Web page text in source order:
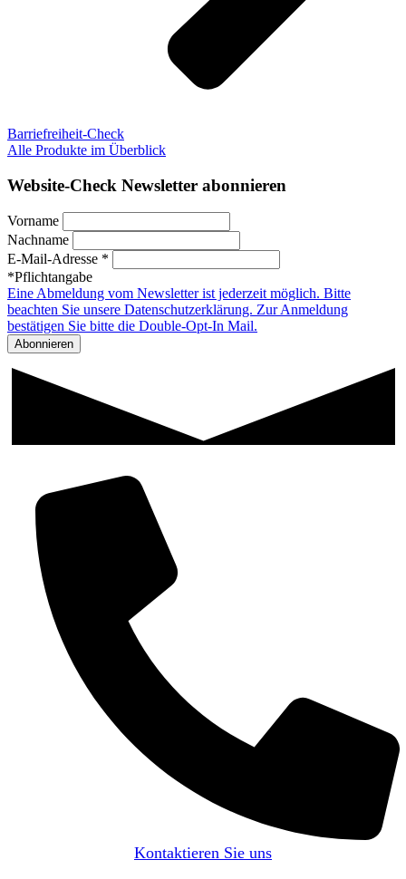
Barriefreiheit-Check
Alle Produkte im Überblick
Website-Check Newsletter abonnieren
Vorname
Nachname
E-Mail-Adresse *
*Pflichtangabe
Eine Abmeldung vom Newsletter ist jederzeit möglich. Bitte
beachten Sie unsere Datenschutzerklärung. Zur Anmeldung
bestätigen Sie bitte die Double-Opt-In Mail.
Kontaktieren Sie uns